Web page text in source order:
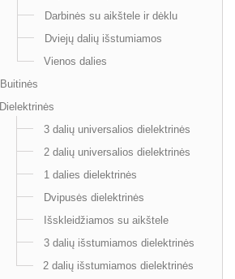
Darbinės su aikštele ir dėklu
Dviejų dalių išstumiamos
Vienos dalies
Buitinės
Dielektrinės
3 dalių universalios dielektrinės
2 dalių universalios dielektrinės
1 dalies dielektrinės
Dvipusės dielektrinės
Išskleidžiamos su aikštele
3 dalių išstumiamos dielektrinės
2 dalių išstumiamos dielektrinės